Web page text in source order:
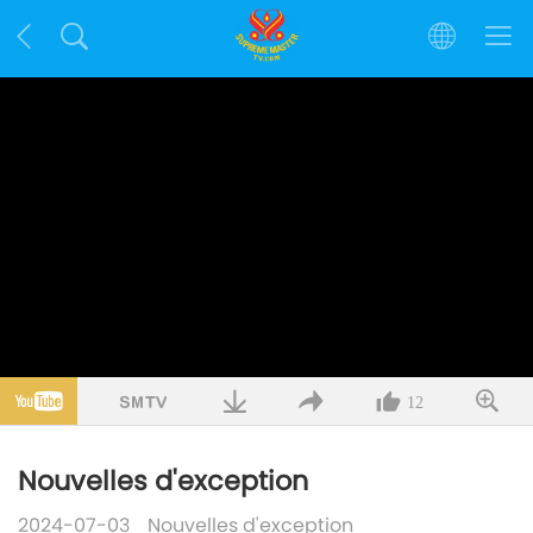
12
Nouvelles d'exception
2024-07-03 Nouvelles d'exception